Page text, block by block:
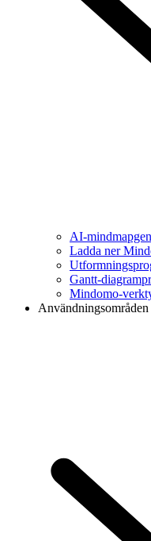
AI-
Ladda ner
Gantt-
Mindomo-
Användningsområden